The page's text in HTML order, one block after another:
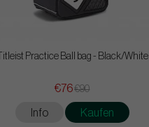
Titleist Practice Ball bag - Black/White
€76€90
Info Kaufen